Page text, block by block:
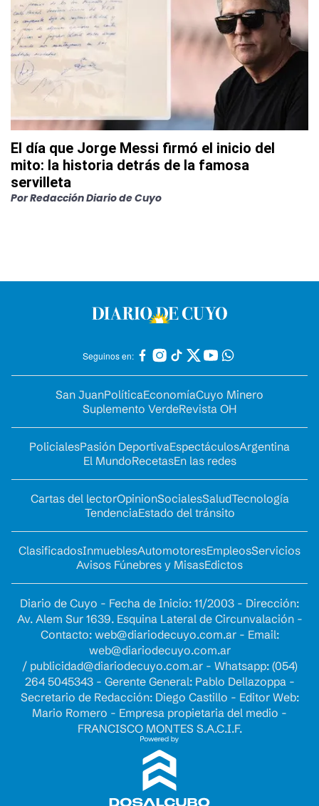
El día que Jorge Messi firmó el inicio del
mito: la historia detrás de la famosa
servilleta
PorRedacción Diario de Cuyo
Seguinos en:
San JuanPolíticaEconomíaCuyo Minero
Suplemento VerdeRevista OH
PolicialesPasión DeportivaEspectáculosArgentina
El MundoRecetasEn las redes
Cartas del lectorOpinionSocialesSaludTecnología
TendenciaEstado del tránsito
ClasificadosInmueblesAutomotoresEmpleosServicios
Avisos Fúnebres y MisasEdictos
Diario de Cuyo - Fecha de Inicio: 11/2003 - Dirección:
Av. Alem Sur 1639. Esquina Lateral de Circunvalación -
Contacto: web@diariodecuyo.com.ar- Email:
web@diariodecuyo.com.ar
/ publicidad@diariodecuyo.com.ar- Whatsapp: (054)
264 5045343 - Gerente General: Pablo Dellazoppa -
Secretario de Redacción: Diego Castillo - Editor Web:
Mario Romero - Empresa propietaria del medio -
FRANCISCO MONTES S.A.C.I.F.